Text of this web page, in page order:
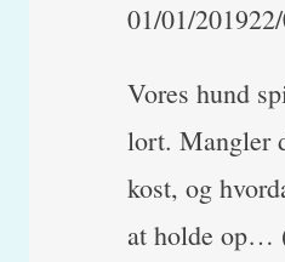
01/01/2019
Vores hund
lort. Mangler
kost, og
at holde op…